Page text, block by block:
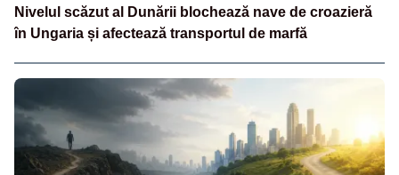
Nivelul scăzut al Dunării blochează nave de croazieră
în Ungaria și afectează transportul de marfă